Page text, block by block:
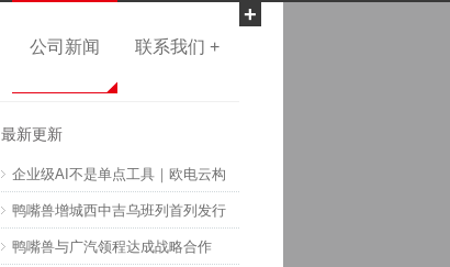
+
公司新闻 联系我们 +
最新更新
企业级AI不是单点工具｜欧电云构
鸭嘴兽增城西中吉乌班列首列发行
鸭嘴兽与广汽领程达成战略合作